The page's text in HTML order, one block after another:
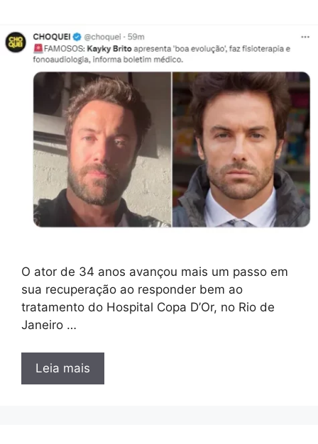
O ator de 34 anos avançou mais um passo em
sua recuperação ao responder bem ao
tratamento do Hospital Copa D’Or, no Rio de
Janeiro …
Leia mais